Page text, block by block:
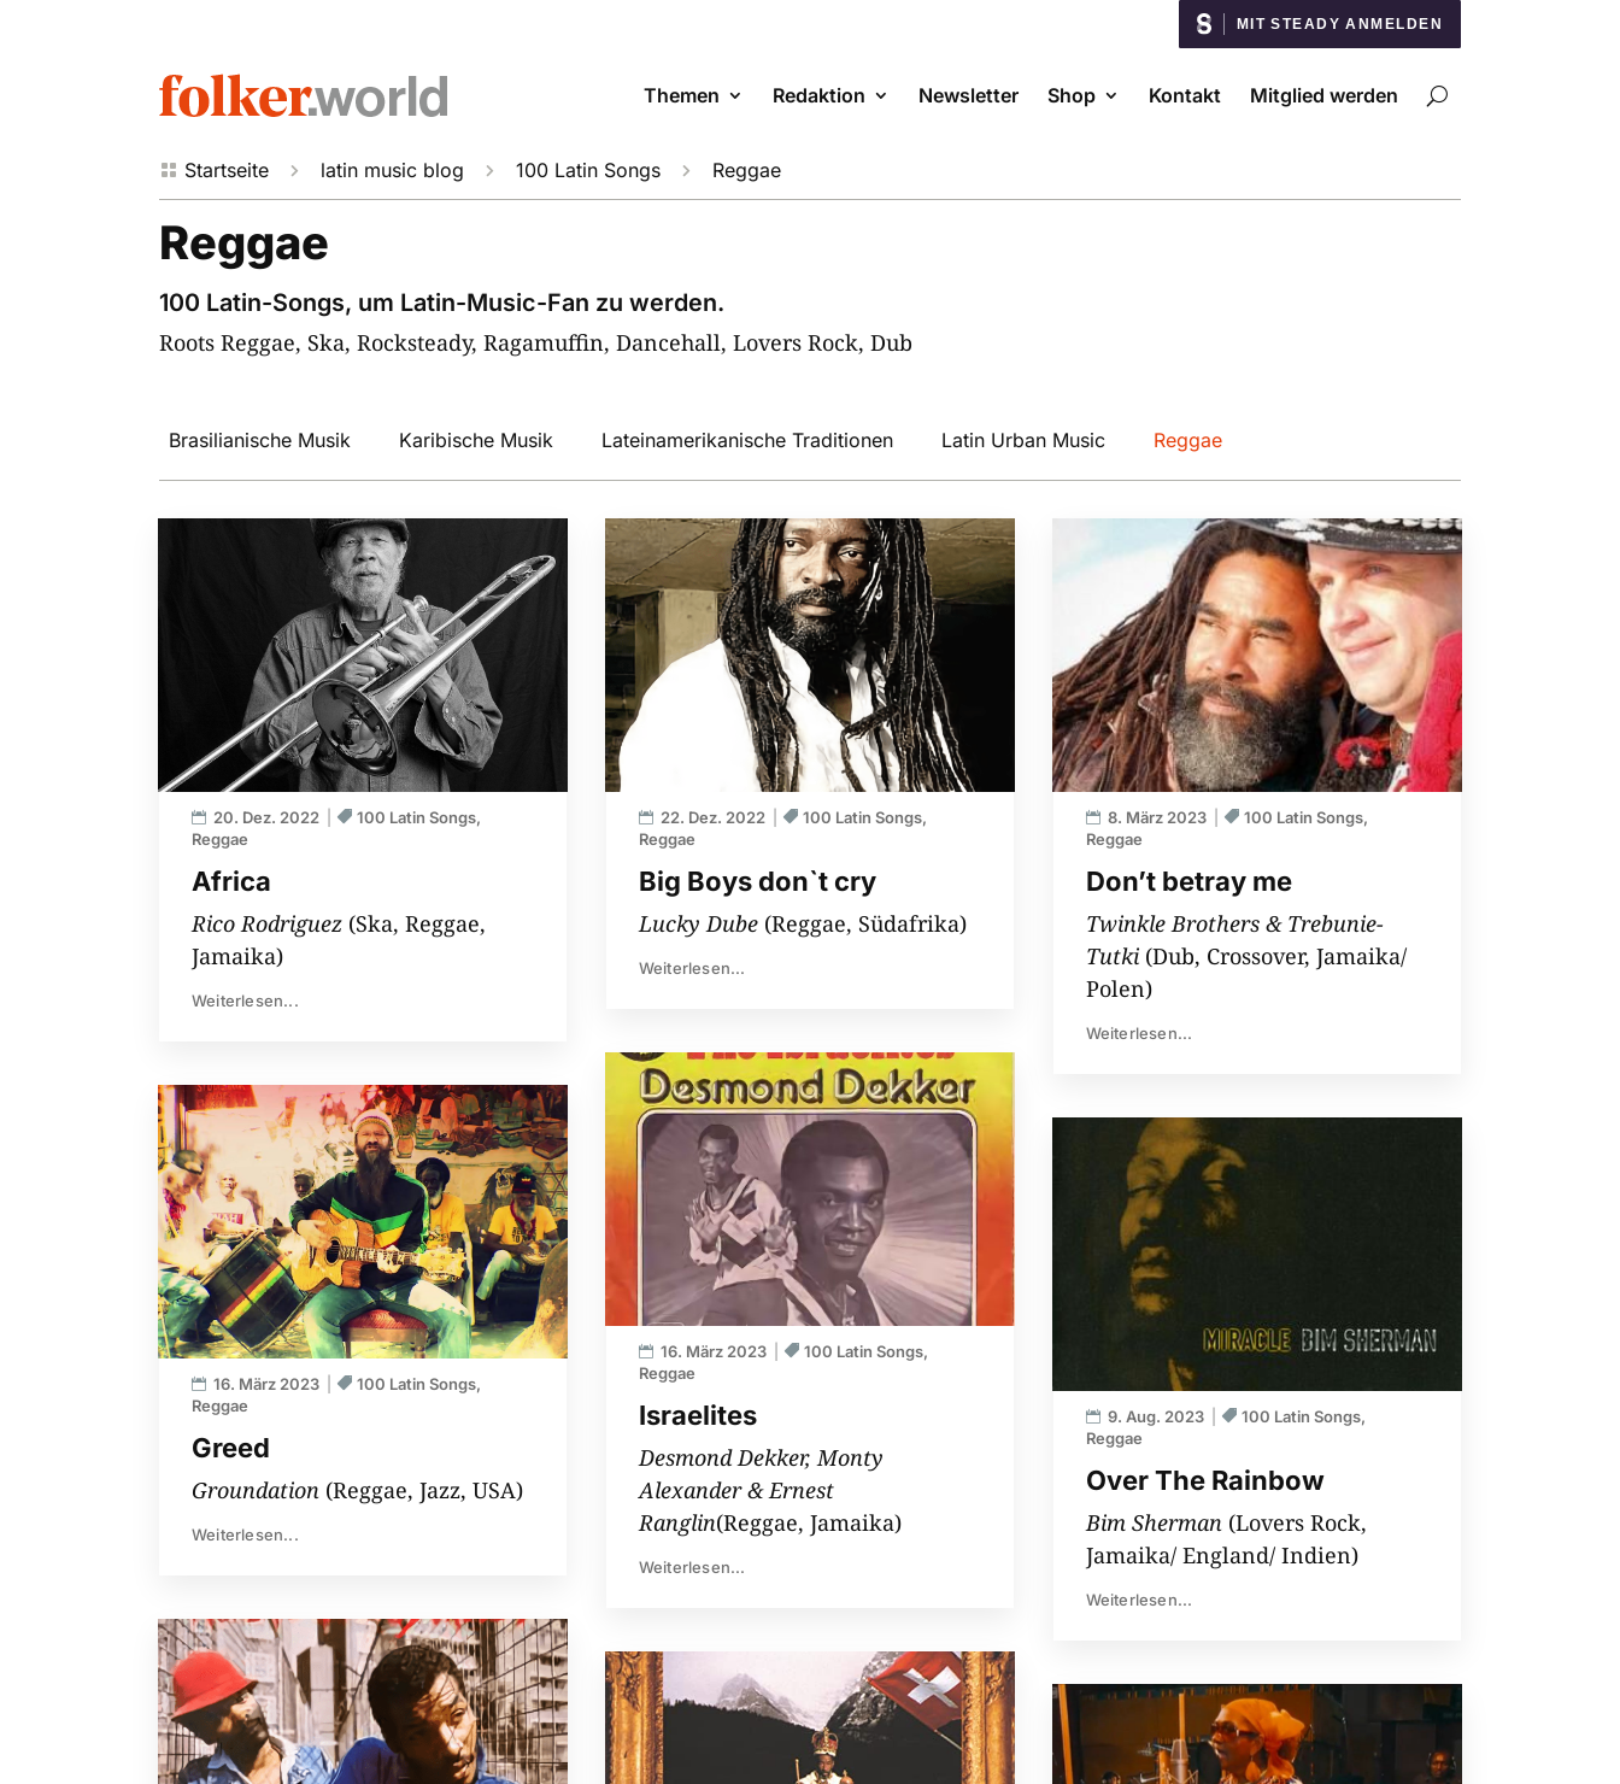
MIT STEADY ANMELDEN
Themen Redaktion Newsletter Shop Kontakt Mitglied werden
 Startseite  latin music blog  100 Latin Songs  Reggae
Reggae
100 Latin-Songs, um Latin-Music-Fan zu werden.
Roots Reggae, Ska, Rocksteady, Ragamuffin, Dancehall, Lovers Rock, Dub
Brasilianische Musik Karibische Musik Lateinamerikanische Traditionen Latin Urban Music Reggae
Africa
20. Dez. 2022
100 Latin Songs
Reggae
Rico Rodriguez (Ska, Reggae,
Jamaika)
Weiterlesen...
Greed
16. März 2023
100 Latin Songs
Reggae
Groundation (Reggae, Jazz, USA)
Weiterlesen...
Big Boys don`t cry
22. Dez. 2022
100 Latin Songs
Reggae
Lucky Dube (Reggae, Südafrika)
Weiterlesen...
Israelites
16. März 2023
100 Latin Songs
Reggae
Desmond Dekker, Monty
Alexander & Ernest
Ranglin(Reggae, Jamaika)
Weiterlesen...
Don’t betray me
8. März 2023
100 Latin Songs
Reggae
Twinkle Brothers & Trebunie-
Tutki(Dub, Crossover, Jamaika/
Polen)
Weiterlesen...
Over The Rainbow
9. Aug. 2023
100 Latin Songs
Reggae
Bim Sherman(Lovers Rock,
Jamaika/ England/ Indien)
Weiterlesen...